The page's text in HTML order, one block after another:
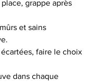
grappe après
et sains
faire le choix
dans chaque